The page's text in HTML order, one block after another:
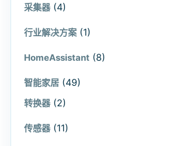
采集器 (4)
行业解决方案 (1)
HomeAssistant (8)
智能家居 (49)
转换器 (2)
传感器 (11)